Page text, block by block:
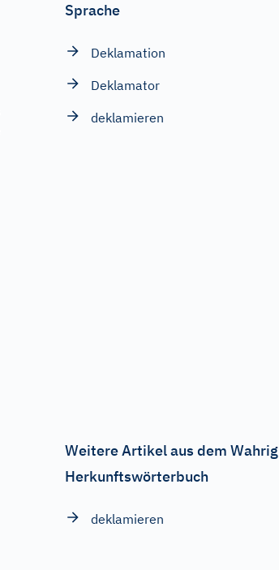
Sprache
Deklamation
Deklamator
deklamieren
Weitere Artikel aus dem Wahrig
Herkunftswörterbuch
deklamieren